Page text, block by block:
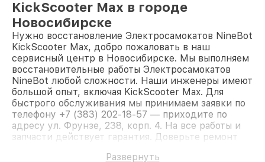
KickScooter Max в городе
Новосибирске
Нужно восстановление Электросамокатов NineBot
KickScooter Max, добро пожаловать в наш
сервисный центр в Новосибирске. Мы выполняем
восстановительные работы Электросамокатов
NineBot любой сложности. Наши инженеры имеют
большой опыт, включая KickScooter Max. Для
быстрого обслуживания мы принимаем заявки по
телефону +7 (383) 202-18-57 — приходите по
адресу ул. Фрунзе, 238, корп. 4. На все работы и
запчасти действует гарантия. Доверьте ремонт
Развернуть